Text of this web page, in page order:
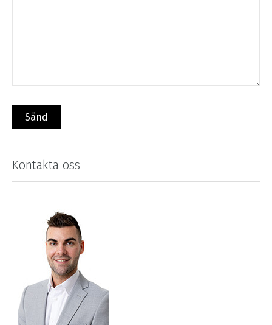
Kontakta oss